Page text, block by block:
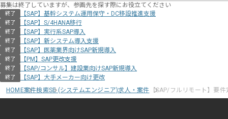
募集は終了していますが、参画先を探す際にお役立てください
終了 【SAP】基幹システム運用保守・DC移設推進支援
終了 【SAP】S/4HANA移行
終了 【SAP】実行系SAP導入
終了 【SAP】新システム導入支援
終了 【SAP】医薬業界向けSAP新規導入
終了 【PM】SAP更改支援
終了 【SAP/コンサル】建設業向けSAP新規導入
終了
【SAP】大手メーカー向け更改
HOME案件検索SE (システムエンジニア)求人・案件 【SAP/フルリモート】要